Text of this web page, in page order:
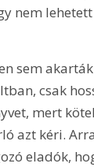
nem
sem
csak
mert
azt kéri.
eladók,